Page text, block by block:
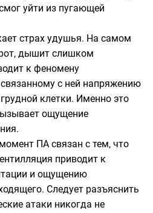
уйти из пугающей
страх удушья. На самом
дышит слишком
к феномену
с ней напряжению
клетки. Именно это
ощущение
ПА связан с тем, что
приводит к
и ощущению
Следует разъяснить
атаки никогда не